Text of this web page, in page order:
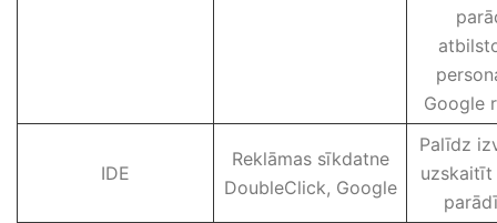
Google
IDE
Reklāmas sīkdatne
DoubleClick, Google
Palīdz
uzskaitīt